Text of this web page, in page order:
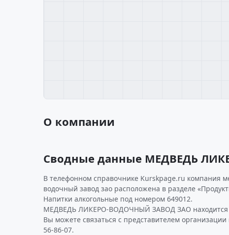
О компании
Сводные данные МЕДВЕДЬ
В телефонном справочнике Kurskpage.ru компания
водочный завод зао расположена в разделе
Напитки алкогольные под номером 649012.
МЕДВЕДЬ ЛИКЕРО-ВОДОЧНЫЙ ЗАВОД ЗАО находится
Вы можете связаться с представителем организации
56-86-07.